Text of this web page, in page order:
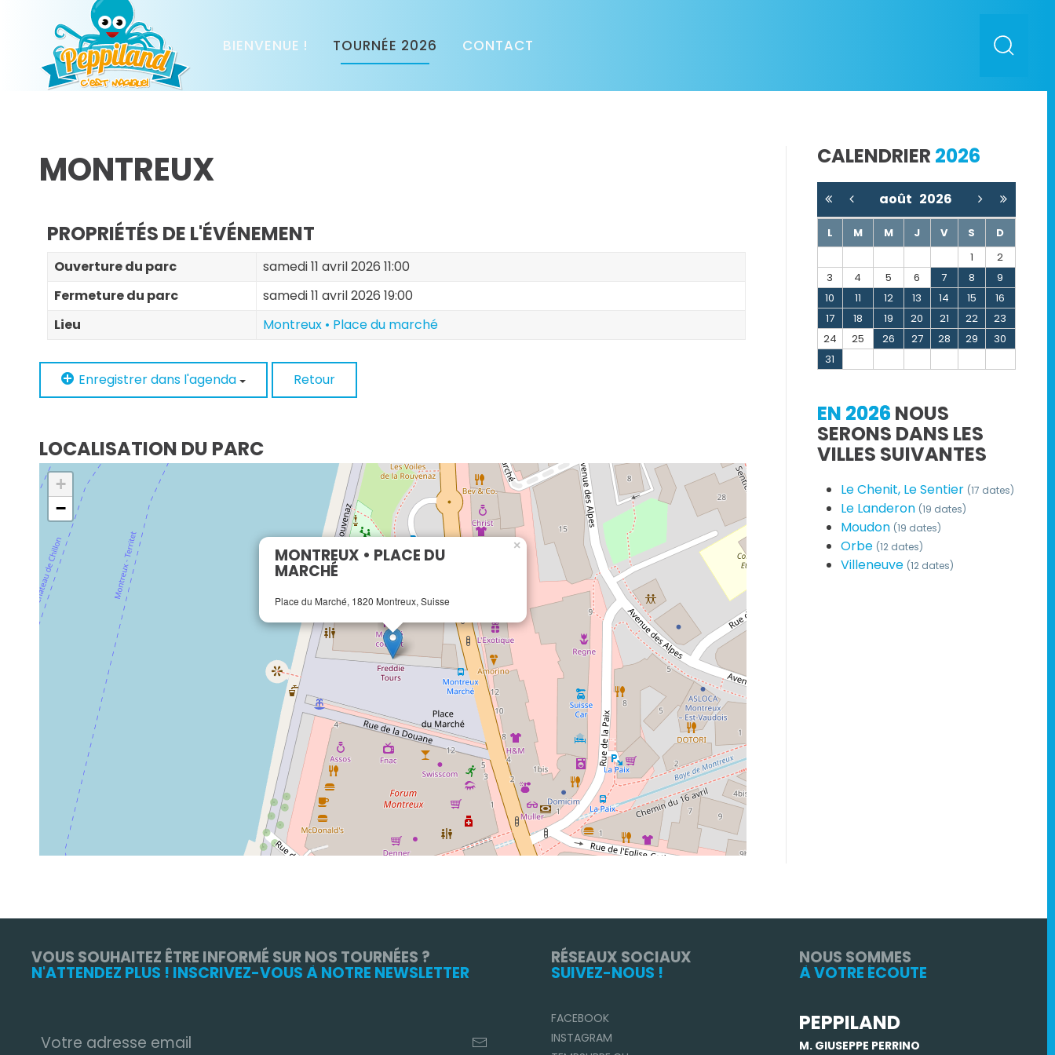
BIENVENUE ! TOURNÉE 2026 CONTACT
MONTREUX
PROPRIÉTÉS DE L'ÉVÉNEMENT
Ouverture du parc
samedi 11 avril 2026 11:00
Fermeture du parc
samedi 11 avril 2026 19:00
Lieu
Montreux • Place du marché
Enregistrer dans l'agenda Retour
LOCALISATION DU PARC
MONTREUX • PLACE DU
MARCHÉ
Place du Marché, 1820 Montreux, Suisse
×
+
−
CALENDRIER 2026
août 2026
L M M J V S
D
1
2
3
4 5 6 7 8
9
10
11 12 13 14 15
16
17
18 19 20 21 22
23
24
25 26 27 28 29
30
31
EN 2026 NOUS
SERONS DANS LES
VILLES SUIVANTES
Le Chenit, Le Sentier (17 dates)
Le Landeron (19 dates)
Moudon (19 dates)
Orbe (12 dates)
Villeneuve (12 dates)
VOUS SOUHAITEZ ÊTRE INFORMÉ SUR NOS TOURNÉES ?
N'ATTENDEZ PLUS ! INSCRIVEZ-VOUS À NOTRE NEWSLETTER
RÉSEAUX SOCIAUX
SUIVEZ-NOUS !
FACEBOOK
INSTAGRAM
NOUS SOMMES
À VOTRE ÉCOUTE
PEPPILAND
M. GIUSEPPE PERRINO